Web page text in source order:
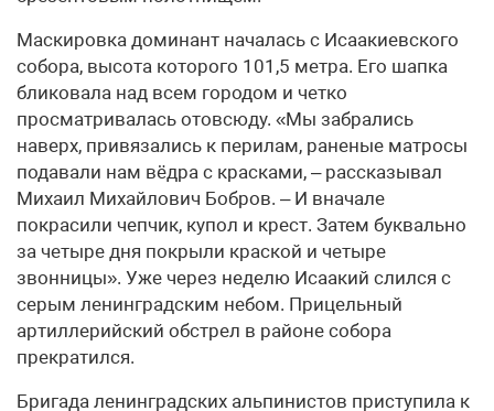
Маскировка доминант началась с Исаакиевского
собора, высота которого 101,5 метра. Его шапка
бликовала над всем городом и четко
просматривалась отовсюду. «Мы забрались
наверх, привязались к перилам, раненые матросы
подавали нам вёдра с красками, – рассказывал
Михаил Михайлович Бобров. – И вначале
покрасили чепчик, купол и крест. Затем буквально
за четыре дня покрыли краской и четыре
звонницы». Уже через неделю Исаакий слился с
серым ленинградским небом. Прицельный
артиллерийский обстрел в районе собора
прекратился.
Бригада ленинградских альпинистов приступила к